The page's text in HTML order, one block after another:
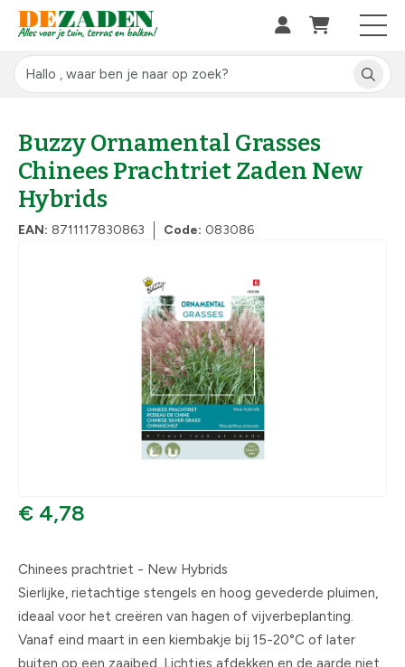
Buzzy Ornamental Grasses
Chinees Prachtriet Zaden New
Hybrids
EAN: 8711117830863 Code: 083086
€ 4,78
Chinees prachtriet - New Hybrids
Sierlijke, rietachtige stengels en hoog gevederde pluimen,
ideaal voor het creëren van hagen of vijverbeplanting.
Vanaf eind maart in een kiembakje bij 15-20°C of later
buiten op een zaaibed. Lichtjes afdekken en de aarde niet